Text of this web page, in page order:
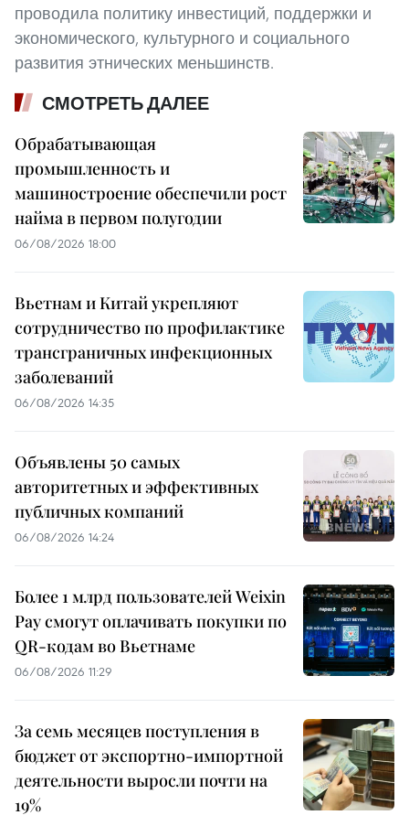
проводила политику инвестиций, поддержки и
экономического, культурного и социального
развития этнических меньшинств.
СМОТРЕТЬ ДАЛЕЕ
Обрабатывающая
промышленность и
машиностроение обеспечили рост
найма в первом полугодии
06/08/2026 18:00
Вьетнам и Китай укрепляют
сотрудничество по профилактике
трансграничных инфекционных
заболеваний
06/08/2026 14:35
Объявлены 50 самых
авторитетных и эффективных
публичных компаний
06/08/2026 14:24
Более 1 млрд пользователей Weixin
Pay смогут оплачивать покупки по
QR-кодам во Вьетнаме
06/08/2026 11:29
За семь месяцев поступления в
бюджет от экспортно-импортной
деятельности выросли почти на
19%